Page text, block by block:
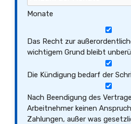
Monate
Das Recht zur
wichtigem Grund bleibt
Die Kündigung bedarf der
Nach Beendigung des
Arbeitnehmer keinen
Zahlungen, außer was